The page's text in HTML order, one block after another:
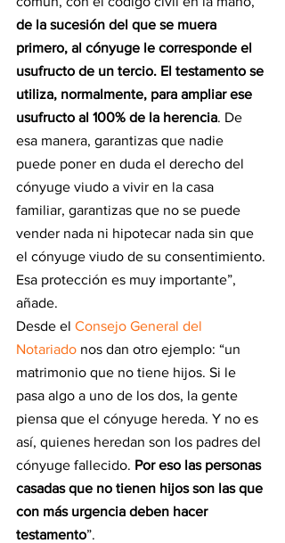
de la sucesión del que se muera
primero, al cónyuge le corresponde el
usufructo de un tercio. El testamento se
utiliza, normalmente, para ampliar ese
usufructo al 100% de la herencia. De
esa manera, garantizas que nadie
puede poner en duda el derecho del
cónyuge viudo a vivir en la casa
familiar, garantizas que no se puede
vender nada ni hipotecar nada sin que
el cónyuge viudo de su consentimiento.
Esa protección es muy importante”,
añade.
Desde el Consejo General del
Notariado nos dan otro ejemplo: “un
matrimonio que no tiene hijos. Si le
pasa algo a uno de los dos, la gente
piensa que el cónyuge hereda. Y no es
así, quienes heredan son los padres del
cónyuge fallecido. Por eso las personas
casadas que no tienen hijos son las que
con más urgencia deben hacer
testamento”.